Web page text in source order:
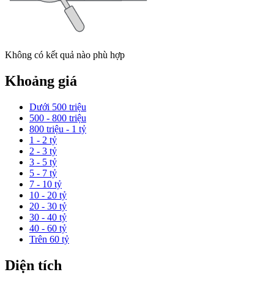
Không có kết quả nào phù hợp
Khoảng giá
Dưới 500 triệu
500 - 800 triệu
800 triệu - 1 tỷ
1 - 2 tỷ
2 - 3 tỷ
3 - 5 tỷ
5 - 7 tỷ
7 - 10 tỷ
10 - 20 tỷ
20 - 30 tỷ
30 - 40 tỷ
40 - 60 tỷ
Trên 60 tỷ
Diện tích